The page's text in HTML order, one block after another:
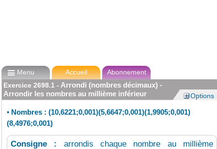
Menu Accueil
Abonnement
Exercice 2698.1 - Arrondi (nombres décimaux) -
Arrondir les nombres au millième inférieur
Options
• Nombres : (10,6221;0,001)(5,6647;0,001)(1,9905;0,001)
(8,4976;0,001)
Consigne : arrondis chaque nombre au millième